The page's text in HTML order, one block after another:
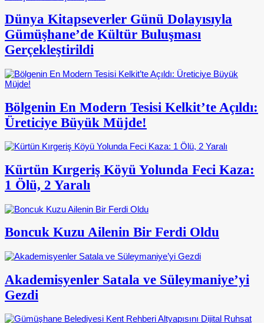
Dünya Kitapseverler Günü Dolayısıyla
Gümüşhane’de Kültür Buluşması
Gerçekleştirildi
Bölgenin En Modern Tesisi Kelkit’te Açıldı:
Üreticiye Büyük Müjde!
Kürtün Kırgeriş Köyü Yolunda Feci Kaza:
1 Ölü, 2 Yaralı
Boncuk Kuzu Ailenin Bir Ferdi Oldu
Akademisyenler Satala ve Süleymaniye’yi
Gezdi